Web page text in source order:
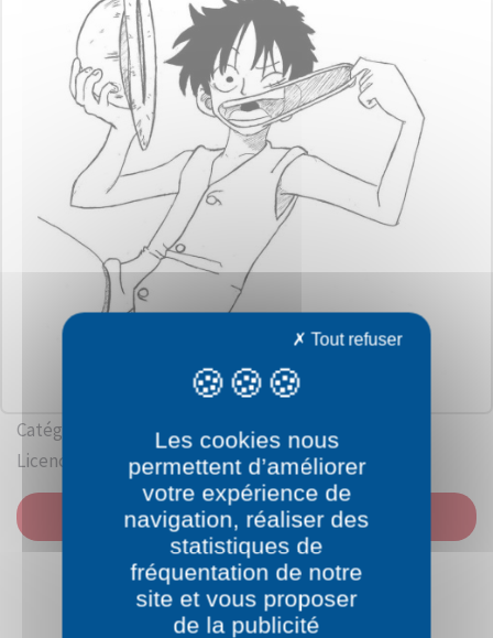
Catégorie: One Piece
Licence: Toei animation
IMPRIMER
Les cookies nous
permettent d’améliorer
votre expérience de
navigation, réaliser des
statistiques de
fréquentation de notre
site et vous proposer
de la publicité
Tout refuser